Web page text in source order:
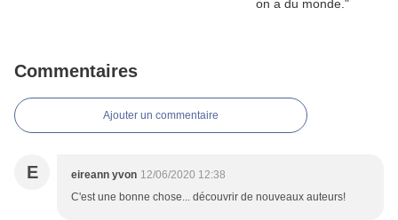
Commentaires
Ajouter un commentaire
E eireann yvon 12/06/2020 12:38
C'est une bonne chose... découvrir de nouveaux auteurs!